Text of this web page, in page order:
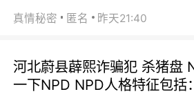
真情秘密 匿名 昨天21:40
河北蔚县薜熙诈骗犯 杀猪盘
一下NPD NPD人格特征包括